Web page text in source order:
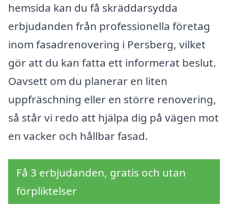
hemsida kan du få skräddarsydda
erbjudanden från professionella företag
inom fasadrenovering i Persberg, vilket
gör att du kan fatta ett informerat beslut.
Oavsett om du planerar en liten
uppfräschning eller en större renovering,
så står vi redo att hjälpa dig på vägen mot
en vacker och hållbar fasad.
Få 3 erbjudanden, gratis och utan
förpliktelser